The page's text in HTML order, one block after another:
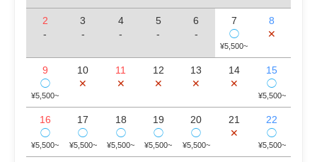
2
-
3
-
4
-
5
-
6
-
7
◯
¥5,500~
8
✕
9
◯
¥5,500~
10
✕
11
✕
12
✕
13
✕
14
✕
15
◯
¥5,500~
16
◯
¥5,500~
17
◯
¥5,500~
18
◯
¥5,500~
19
◯
¥5,500~
20
◯
¥5,500~
21
✕
22
◯
¥5,500~